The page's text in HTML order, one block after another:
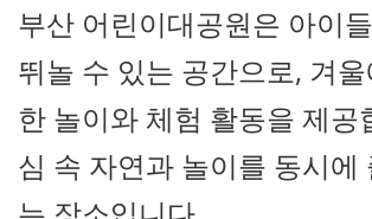
부산 어린이대공원은 아이
뛰놀 수 있는 공간으로, 겨
한 놀이와 체험 활동을 제공
심 속 자연과 놀이를 동시에